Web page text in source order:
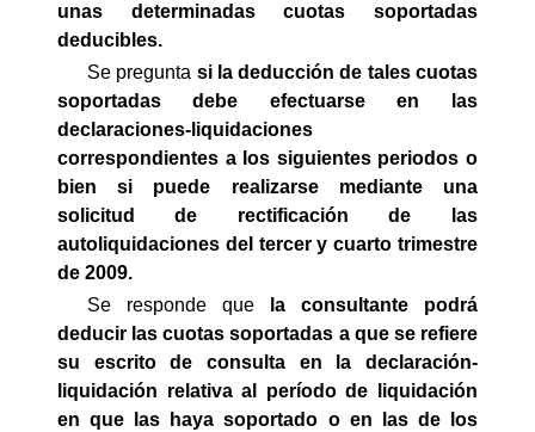
unas determinadas cuotas soportadas
deducibles.
Se pregunta  si la deducción de tales cuotas
soportadas debe efectuarse en las
declaraciones-liquidaciones
correspondientes a los siguientes periodos o
bien si puede realizarse mediante una
solicitud de rectificación de las
autoliquidaciones del tercer y cuarto trimestre
de 2009.
Se responde que
la consultante podrá
deducir las cuotas soportadas a que se refiere
su escrito de consulta en la declaración-
liquidación relativa al período de liquidación
en que las haya soportado o en las de los